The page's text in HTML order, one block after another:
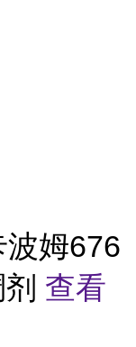
姆676
查看